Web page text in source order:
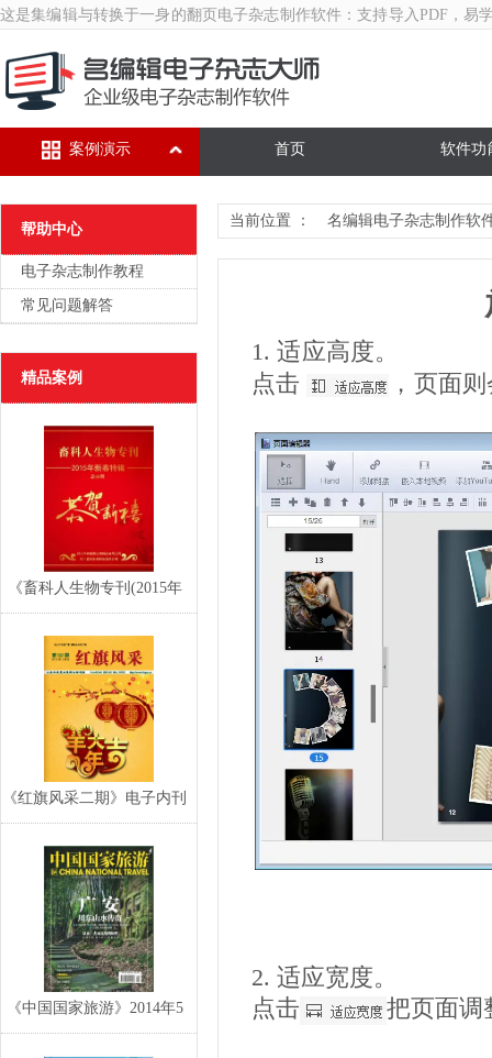
这是集编辑与转换于一身的翻页 电子杂志制作软件 ：支持导入PDF，易
首页
案例演示 软件功
帮助中心
电子杂志制作教程
常见问题解答
精品案例
《畜科人生物专刊(2015年
《红旗风采二期》电子内刊
《中国国家旅游》2014年5
当前位置 ： 名编辑电子杂志制作软
1. 适应高度。
点击
，页面
2. 适应宽度。
点击
把页面调